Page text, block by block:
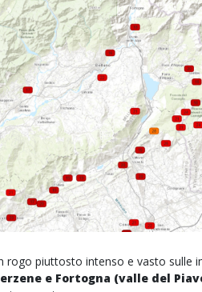
rogo piuttosto intenso e vasto sulle
e Fortogna (valle del